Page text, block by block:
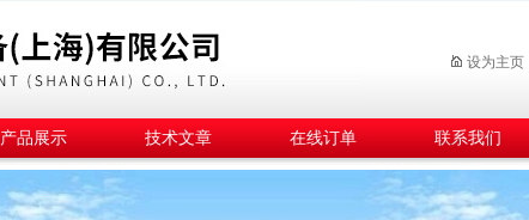
设为主页
产品展示 技术文章 在线订单 联系我们